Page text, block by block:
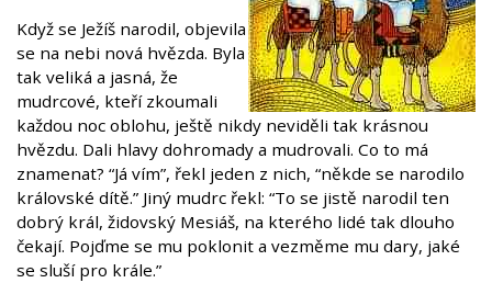
Když se Ježíš narodil, objevila
se na nebi nová hvězda. Byla
tak veliká a jasná, že
mudrcové, kteří zkoumali
každou noc oblohu, ještě nikdy neviděli tak krásnou
hvězdu. Dali hlavy dohromady a mudrovali. Co to má
znamenat? “Já vím”, řekl jeden z nich, “někde se narodilo
královské dítě.” Jiný mudrc řekl: “To se jistě narodil ten
dobrý král, židovský Mesiáš, na kterého lidé tak dlouho
čekají. Pojďme se mu poklonit a vezměme mu dary, jaké
se sluší pro krále.”